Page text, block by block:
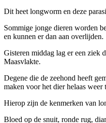
Dit heet longworm en deze
Sommige jonge dieren worden
en kunnen er dan aan overlijden.
Gisteren middag lag er een ziek
Maasvlakte.
Degene die de zeehond heeft
maken voor het dier helaas weer
Hierop zijn de kenmerken van
Bloed op de snuit, ronde rug,